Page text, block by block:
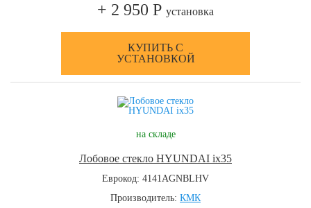
+ 2 950 Р установка
КУПИТЬ С
УСТАНОВКОЙ
на складе
Лобовое стекло HYUNDAI ix35
Еврокод: 4141AGNBLHV
Производитель: КМК